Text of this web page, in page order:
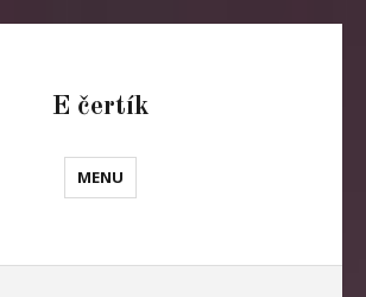
E čertík
MENU